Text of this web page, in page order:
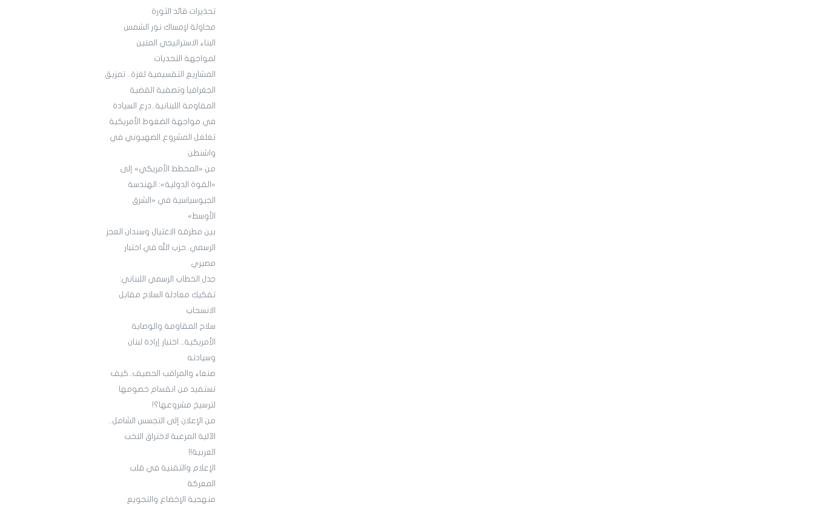
تحذيرات قائد الثورة
محاولة لإمساك نور الشمس
البناء الاستراتيجي المتين
لمواجهة التحديات
المشاريع التقسيمية لغزة.. تمزيق
الجغرافيا وتصفية القضية
المقاومة اللبنانية..درع السيادة
في مواجهة الضغوط الأمريكية
تغلغل المشروع الصهيوني في
واشنطن
من «المخطط الأمريكي» إلى
«القوة الدولية»: الهندسة
الجيوسياسية في «الشرق
الأوسط»
بين مطرقة الاغتيال وسندان العجز
الرسمي..حزب الله في اختبار
مصيري
جدل الخطاب الرسمي اللبناني:
تفكيك معادلة السلاح مقابل
الانسحاب
سلاح المقاومة والوصاية
الأمريكية.. اختبار إرادة لبنان
وسيادته
صنعاء والمراقب الحصيف..كيف
تستفيد من انقسام خصومها
لترسيخ مشروعها؟!
من الإعلان إلى التجسس الشامل..
الآلية المرعبة لاختراق النخب
العربية!!
الإعلام والتقنية في قلب
المعركة
منهجية الإخضاع والتجويع